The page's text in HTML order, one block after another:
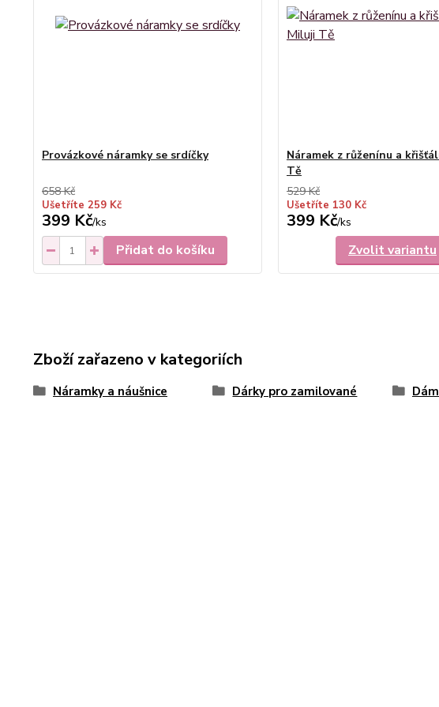
Provázkové náramky se srdíčky
658 Kč
Ušetříte 259 Kč
399 Kč/ks
Přidat do košíku
Náramek z růženínu a
Tě
529 Kč
Ušetříte 130 Kč
399 Kč/ks
Zvolit variantu
Zboží zařazeno v kategoriích
Náramky a náušnice Dárky pro zamilované